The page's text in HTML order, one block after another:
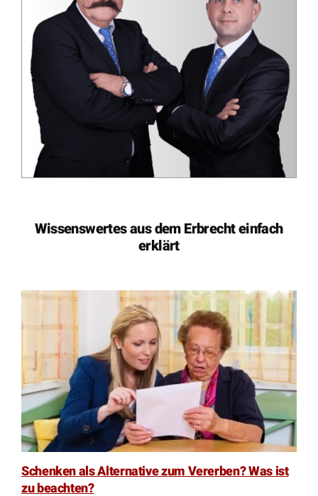
Wissenswertes aus dem Erbrecht einfach
erklärt
Schenken als Alternative zum Vererben? Was ist
zu beachten?